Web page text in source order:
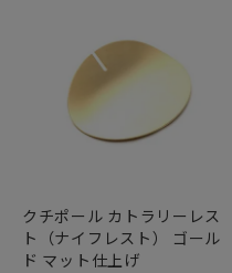
クチポール カトラリーレス
ト（ナイフレスト） ゴール
ド マット仕上げ